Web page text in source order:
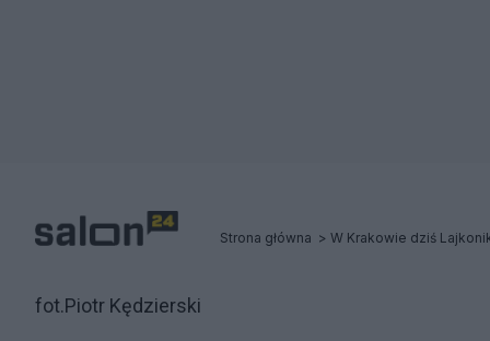
Strona główna W Krakowie dziś
fot.Piotr Kędzierski